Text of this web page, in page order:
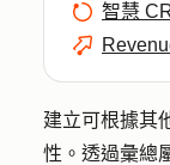
智慧
建立可根據其
性。透過彙總